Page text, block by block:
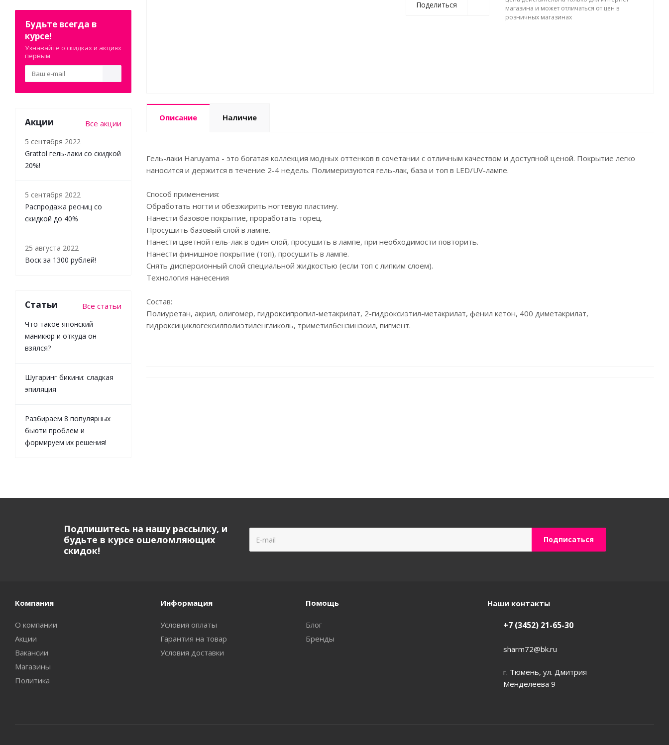
Поделиться
магазина и может отличаться от цен в
розничных магазинах
Описание Наличие
Гель-лаки Haruyama - это богатая коллекция модных оттенков в сочетании с отличным качеством и доступной ценой. Покрытие легко
наносится и держится в течение 2-4 недель. Полимеризуются гель-лак, база и топ в LED/UV-лампе.
Способ применения:
Обработать ногти и обезжирить ногтевую пластину.
Нанести базовое покрытие, проработать торец.
Просушить базовый слой в лампе.
Нанести цветной гель-лак в один слой, просушить в лампе, при необходимости повторить.
Нанести финишное покрытие (топ), просушить в лампе.
Снять дисперсионный слой специальной жидкостью (если топ с липким слоем).
Технология нанесения
Состав:
Полиуретан, акрил, олигомер, гидроксипропил-метакрилат, 2-гидроксиэтил-метакрилат, фенил кетон, 400 диметакрилат,
гидроксициклогексилполиэтиленгликоль, триметилбензинзоил, пигмент.
Будьте всегда в
курсе!
Узнавайте о скидках и акциях
первым
Акции Все акции
5 сентября 2022
Grattol гель-лаки со скидкой
20%!
5 сентября 2022
Распродажа ресниц со
скидкой до 40%
25 августа 2022
Воск за 1300 рублей!
Статьи Все статьи
Что такое японский
маникюр и откуда он
взялся?
Шугаринг бикини: сладкая
эпиляция
Разбираем 8 популярных
бьюти проблем и
формируем их решения!
Подпишитесь на нашу рассылку, и
будьте в курсе ошеломляющих
скидок!
Компания
О компании
Акции
Вакансии
Магазины
Политика
Информация
Условия оплаты
Гарантия на товар
Условия доставки
Помощь
Блог
Бренды
Наши контакты
+7 (3452) 21-65-30
sharm72@bk.ru
г. Тюмень, ул. Дмитрия
Менделеева 9